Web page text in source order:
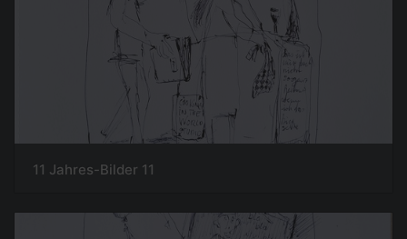
11 Jahres-Bilder 11